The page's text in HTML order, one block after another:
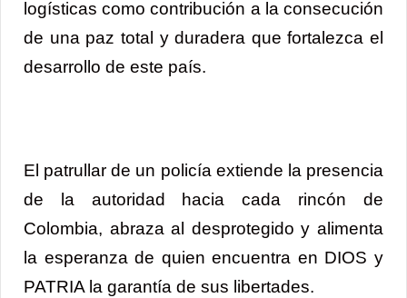
logísticas como contribución a la consecución
de una paz total y duradera que fortalezca el
desarrollo de este país.
El patrullar de un policía extiende la presencia
de la autoridad hacia cada rincón de
Colombia, abraza al desprotegido y alimenta
la esperanza de quien encuentra en DIOS y
PATRIA la garantía de sus libertades.